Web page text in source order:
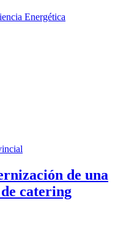
Energética
de una
catering